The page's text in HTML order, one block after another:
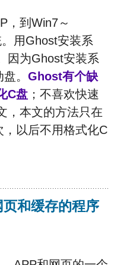
，到Win7～
用Ghost安装系
因为Ghost安装系
。 Ghost有个缺
C盘；不喜欢快速
，本文的方法只在
以后不用格式化C
和缓存的程序